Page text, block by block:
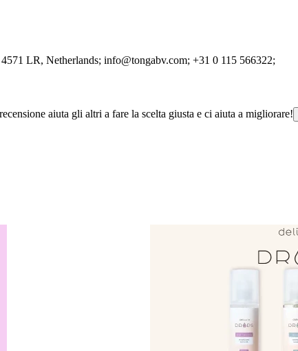
4571 LR, Netherlands; info@tongabv.com; +31 0 115 566322;
aiuta gli altri a fare la scelta giusta e ci aiuta a migliorare!